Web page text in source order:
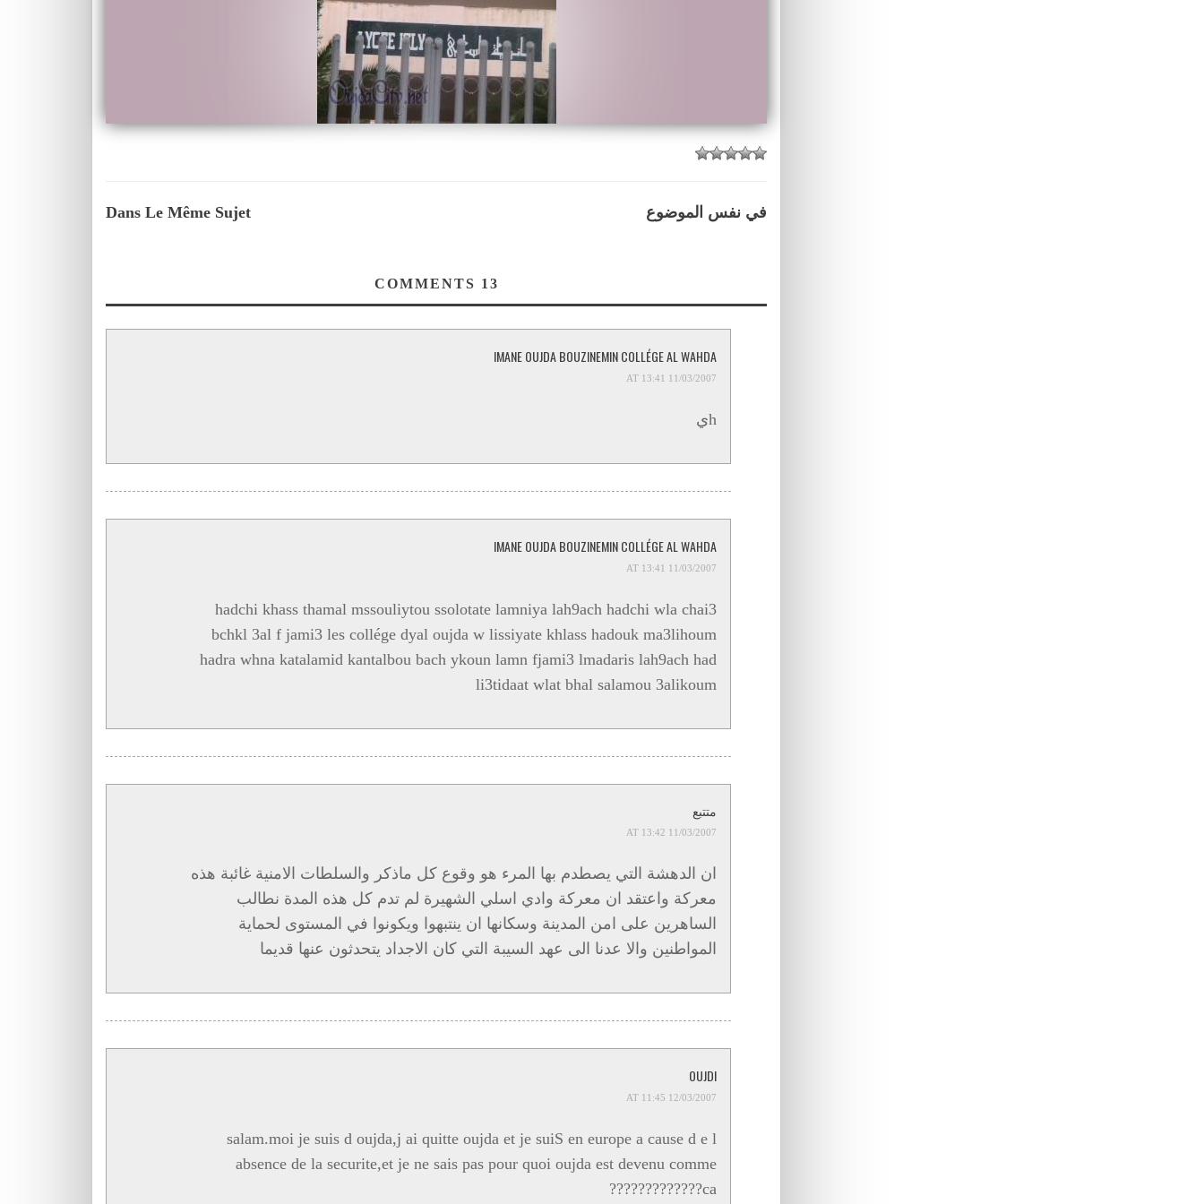
Dans Le Même Sujet في نفس الموضوع
13
IMANE OUJDA BOUZINEMIN COLLÉGE AL WAHDA
11/03/2007 AT 13:41
hي
IMANE OUJDA BOUZINEMIN COLLÉGE AL WAHDA
11/03/2007 AT 13:41
hadchi khass thamal mssouliytou ssolotate lamniya lah9ach hadchi wla chai3
bchkl 3al f jami3 les collége dyal oujda w lissiyate khlass hadouk ma3lihoum
hadra whna katalamid kantalbou bach ykoun lamn fjami3 lmadaris lah9ach had
li3tidaat wlat bhal salamou 3alikoum
متتبع
11/03/2007 AT 13:42
ان الدهشة التي يصطدم بها المرء هو وقوع كل ماذكر والسلطات الامنية غائبة هذه
معركة واعتقد ان معركة وادي اسلي الشهيرة لم تدم كل هذه المدة نطالب
الساهرين على امن المدينة وسكانها ان ينتبهوا ويكونوا في المستوى لحماية
المواطنين والا عدنا الى عهد السيبة التي كان الاجداد يتحدثون عنها قديما
OUJDI
12/03/2007 AT 11:45
salam.moi je suis d oujda,j ai quitte oujda et je suiS en europe a cause d e l
absence de la securite,et je ne sais pas pour quoi oujda est devenu comme
ca?????????????